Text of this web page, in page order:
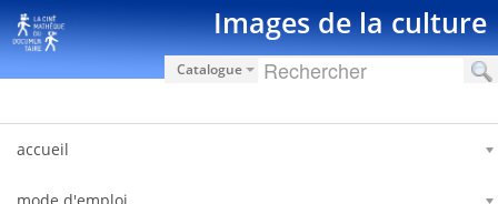
Saut au contenu Images de la culture
Catalogue
accueil